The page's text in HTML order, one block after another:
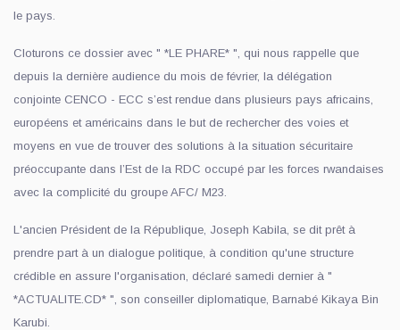
le pays.
Cloturons ce dossier avec " *LE PHARE* ", qui nous rappelle que
depuis la dernière audience du mois de février, la délégation
conjointe CENCO - ECC s’est rendue dans plusieurs pays africains,
européens et américains dans le but de rechercher des voies et
moyens en vue de trouver des solutions à la situation sécuritaire
préoccupante dans l’Est de la RDC occupé par les forces rwandaises
avec la complicité du groupe AFC/ M23.
L'ancien Président de la République, Joseph Kabila, se dit prêt à
prendre part à un dialogue politique, à condition qu'une structure
crédible en assure l'organisation, déclaré samedi dernier à "
*ACTUALITE.CD* ", son conseiller diplomatique, Barnabé Kikaya Bin
Karubi.